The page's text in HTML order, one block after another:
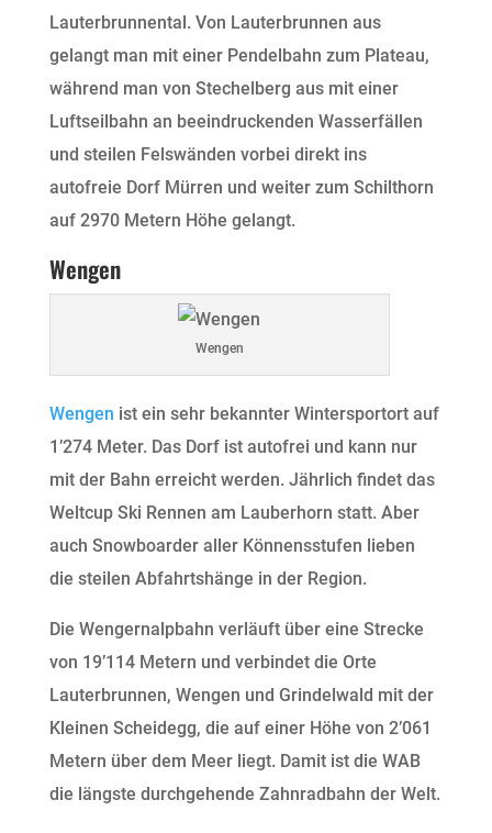
Lauterbrunnental. Von Lauterbrunnen aus
gelangt man mit einer Pendelbahn zum Plateau,
während man von Stechelberg aus mit einer
Luftseilbahn an beeindruckenden Wasserfällen
und steilen Felswänden vorbei direkt ins
autofreie Dorf Mürren und weiter zum Schilthorn
auf 2970 Metern Höhe gelangt.
Wengen
Wengen
Wengen ist ein sehr bekannter Wintersportort auf
1’274 Meter. Das Dorf ist autofrei und kann nur
mit der Bahn erreicht werden. Jährlich findet das
Weltcup Ski Rennen am Lauberhorn statt. Aber
auch Snowboarder aller Könnensstufen lieben
die steilen Abfahrtshänge in der Region.
Die Wengernalpbahn verläuft über eine Strecke
von 19’114 Metern und verbindet die Orte
Lauterbrunnen, Wengen und Grindelwald mit der
Kleinen Scheidegg, die auf einer Höhe von 2’061
Metern über dem Meer liegt. Damit ist die WAB
die längste durchgehende Zahnradbahn der Welt.